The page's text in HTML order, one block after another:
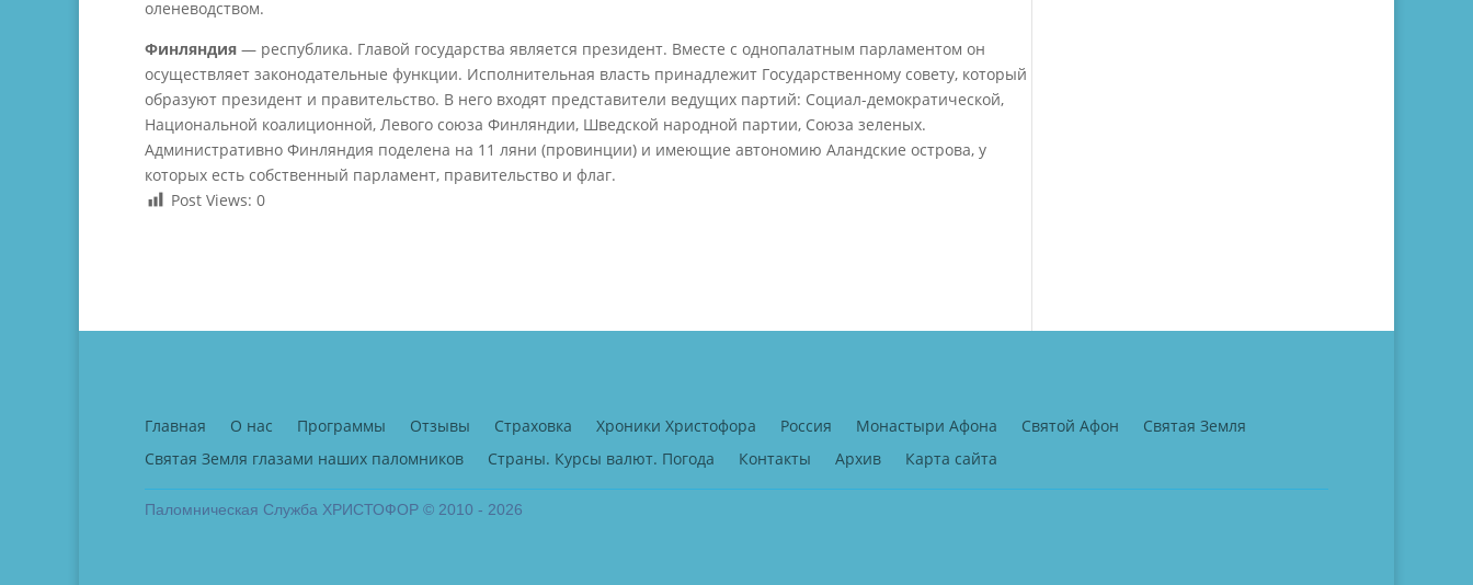
оленеводством.
Финляндия — республика. Главой государства является президент. Вместе с однопалатным парламентом он
осуществляет законодательные функции. Исполнительная власть принадлежит Государственному совету, который
образуют президент и правительство. В него входят представители ведущих партий: Социал-демократической,
Национальной коалиционной, Левого союза Финляндии, Шведской народной партии, Союза зеленых.
Административно Финляндия поделена на 11 ляни (провинции) и имеющие автономию Аландские острова, у
которых есть собственный парламент, правительство и флаг.
Post Views: 0
Главная О нас Программы Отзывы Страховка Хроники Христофора Россия Монастыри Афона Святой Афон
Святая Земля
Святая Земля глазами наших паломников
Страны. Курсы валют. Погода Контакты Архив Карта сайта
Паломническая Служба ХРИСТОФОР © 2010 - 2026